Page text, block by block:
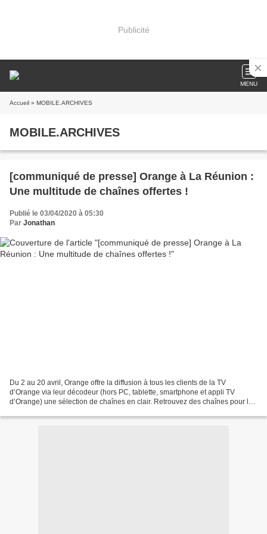
Publicité
MENU
Accueil » MOBILE.ARCHIVES
MOBILE.ARCHIVES
[communiqué de presse] Orange à La Réunion :
Une multitude de chaînes offertes !
Publié le 03/04/2020 à 05:30
Par Jonathan
Du 2 au 20 avril, Orange offre la diffusion à tous les clients de la TV
d’Orange via leur décodeur (hors PC, tablette, smartphone et appli TV
d’Orange) une sélection de chaînes en clair. Retrouvez des chaînes pour les